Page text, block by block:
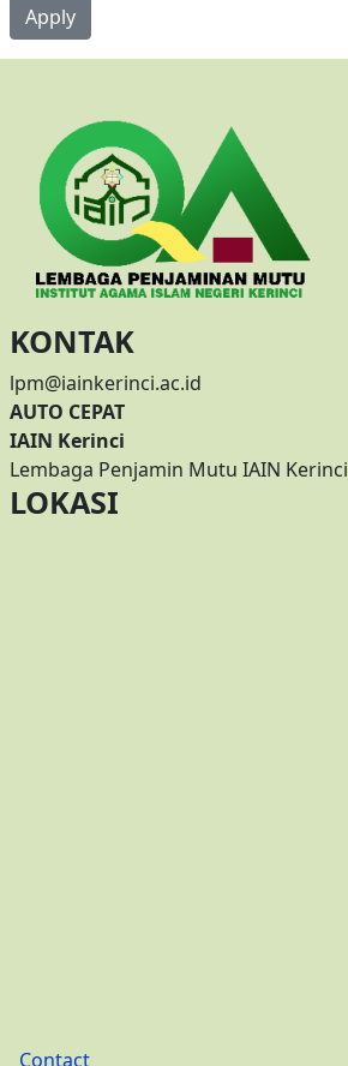
KONTAK
lpm@iainkerinci.ac.id
AUTO CEPAT
IAIN Kerinci
Lembaga Penjamin Mutu IAIN Kerinci
LOKASI
Footer
Contact